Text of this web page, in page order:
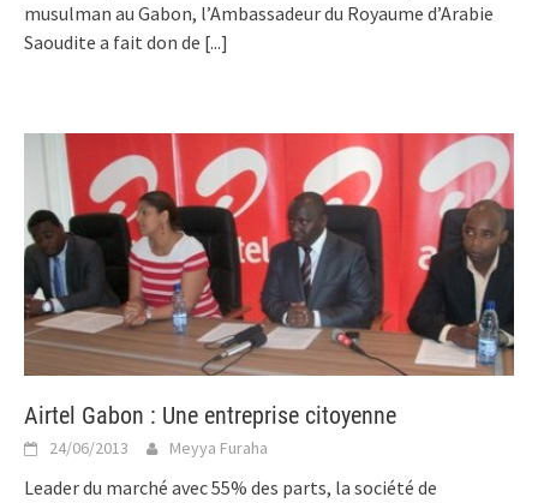
musulman au Gabon, l’Ambassadeur du Royaume d’Arabie
Saoudite a fait don de [...]
Airtel Gabon : Une entreprise citoyenne
24/06/2013 Meyya Furaha
Leader du marché avec 55% des parts, la société de